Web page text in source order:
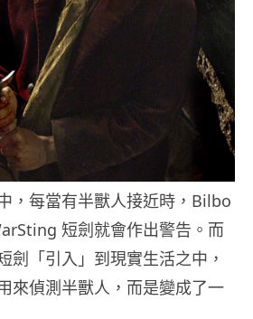
，每當有半獸人接近時，Bilbo
短劍就會作出警告。而
劍「引入」到現實生活之中，
來偵測半獸人，而是變成了一